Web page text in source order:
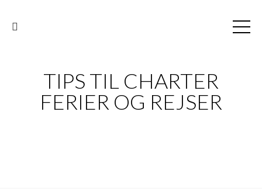
TIPS TIL CHARTER
FERIER OG REJSER